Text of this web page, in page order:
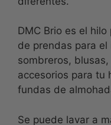
DMC Brio es el
de prendas para
sombreros,
accesorios para tu
fundas de
Se puede lavar a